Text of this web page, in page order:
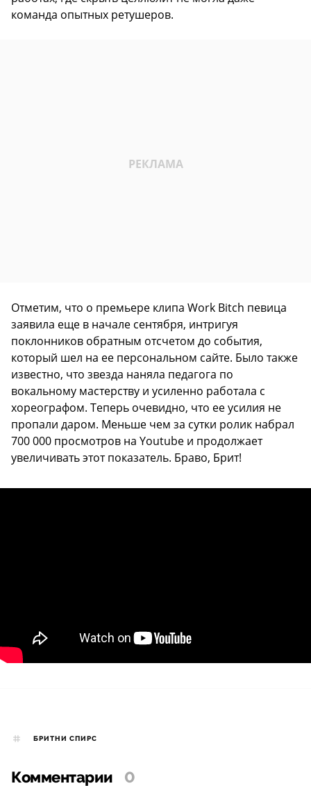
команда опытных ретушеров.
Отметим, что о премьере клипа Work Bitch певица
заявила еще в начале сентября, интригуя
поклонников обратным отсчетом до события,
который шел на ее персональном сайте. Было также
известно, что звезда наняла педагога по
вокальному мастерству и усиленно работала с
хореографом. Теперь очевидно, что ее усилия не
пропали даром. Меньше чем за сутки ролик набрал
700 000 просмотров на Youtube и продолжает
увеличивать этот показатель. Браво, Брит!
БРИТНИ СПИРC
Комментарии 0